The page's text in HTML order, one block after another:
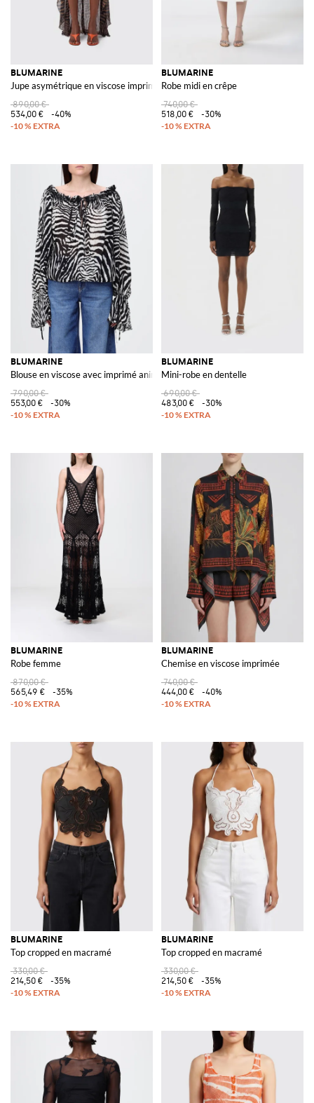
BLUMARINE
Jupe asymétrique en viscose imprimée
890,00 €
534,00 €
-40%
BLUMARINE
Robe midi en crêpe
740,00 €
518,00 €
-30%
BLUMARINE
Blouse en viscose avec imprimé animalier
790,00 €
553,00 €
-30%
BLUMARINE
Mini-robe en dentelle
690,00 €
483,00 €
-30%
BLUMARINE
Robe femme
870,00 €
565,49 €
-35%
BLUMARINE
Chemise en viscose imprimée
740,00 €
444,00 €
-40%
BLUMARINE
Top cropped en macramé
330,00 €
214,50 €
-35%
BLUMARINE
Top cropped en macramé
330,00 €
214,50 €
-35%